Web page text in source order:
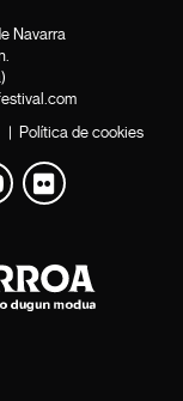
Navarra
| Política de cookies
Youtube
Flickr